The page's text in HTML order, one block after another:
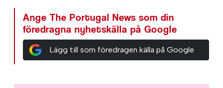
Ange The Portugal News som din
föredragna nyhetskälla på Google
Lägg till som föredragen källa på Google